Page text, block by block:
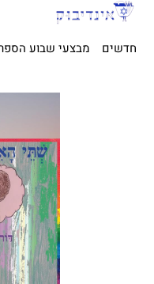
חדשים מבצעי שבוע הספר